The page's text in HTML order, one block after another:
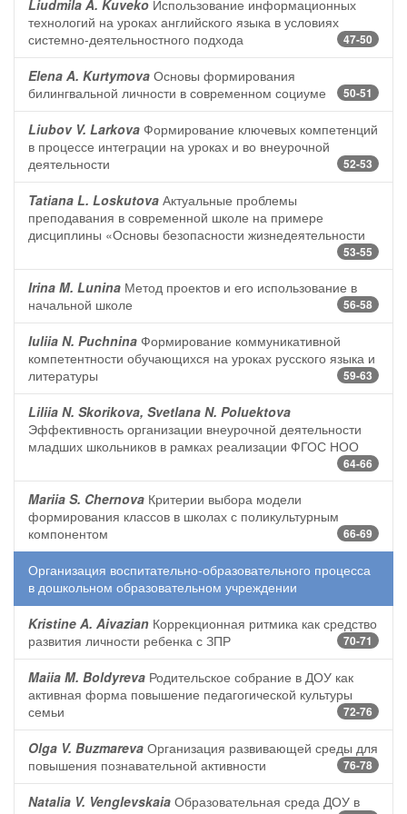
Liudmila A. Kuveko Использование информационных
технологий на уроках английского языка в условиях
системно-деятельностного подхода
47-50
Elena A. Kurtymova Основы формирования
билингвальной личности в современном социуме
50-51
Liubov V. Larkova Формирование ключевых компетенций
в процессе интеграции на уроках и во внеурочной
деятельности
52-53
Tatiana L. Loskutova Актуальные проблемы
преподавания в современной школе на примере
дисциплины «Основы безопасности жизнедеятельности
53-55
Irina M. Lunina Метод проектов и его использование в
начальной школе
56-58
Iuliia N. Puchnina Формирование коммуникативной
компетентности обучающихся на уроках русского языка и
литературы
59-63
Liliia N. Skorikova, Svetlana N. Poluektova
Эффективность организации внеурочной деятельности
младших школьников в рамках реализации ФГОС НОО
64-66
Mariia S. Chernova Критерии выбора модели
формирования классов в школах с поликультурным
компонентом
66-69
Организация воспитательно-образовательного процесса
в дошкольном образовательном учреждении
Kristine A. Aivazian Коррекционная ритмика как средство
развития личности ребенка с ЗПР
70-71
Maiia M. Boldyreva Родительское собрание в ДОУ как
активная форма повышение педагогической культуры
семьи
72-76
Olga V. Buzmareva Организация развивающей среды для
повышения познавательной активности
76-78
Natalia V. Venglevskaia Образовательная среда ДОУ в